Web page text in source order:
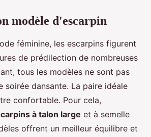
modèle d'escarpin
féminine, les escarpins figurent
de prédilection de nombreuses
tous les modèles ne sont pas
soirée dansante. La paire idéale
confortable. Pour cela,
à talon large et à semelle
offrent un meilleur équilibre et